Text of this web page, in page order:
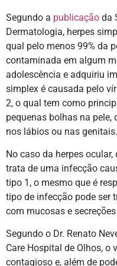
Segundo a publicação da
Dermatologia, herpes
qual pelo menos 99% da
contaminada em algum
adolescência e adquiriu
simplex é causada pelo
2, o qual tem como
pequenas bolhas na pele,
nos lábios ou nas genitais.
No caso da herpes
trata de uma infecção
tipo 1, o mesmo que é
tipo de infecção pode ser
com mucosas e
Segundo o Dr. Renato
Care Hospital de Olhos, o
contagioso e, além de